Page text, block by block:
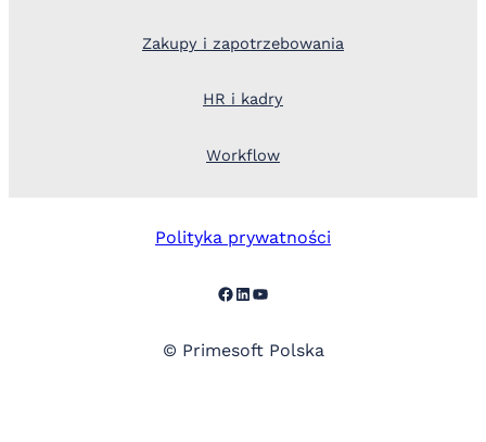
Zakupy i zapotrzebowania
HR i kadry
Workflow
Polityka prywatności
Facebook
LinkedIn
YouTube
© Primesoft Polska